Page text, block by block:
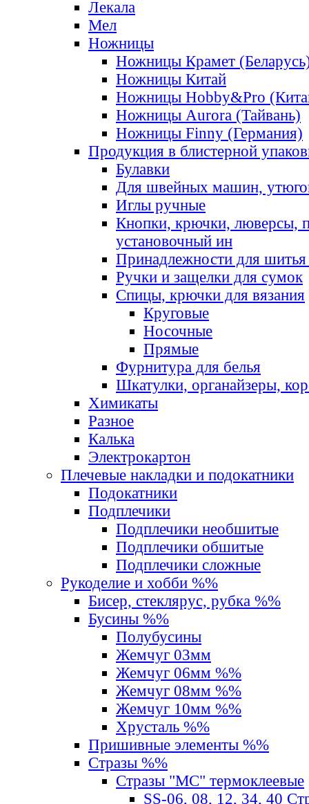
Лекала
Мел
Ножницы
Ножницы Крамет
Ножницы Китай
Ножницы Hobby&Pro
Ножницы Aurora (Тайвань)
Ножницы Finny (Германия)
Продукция в блистерной
Булавки
Для швейных машин,
Иглы ручные
Кнопки, крючки, люверсы,
установочный ин
Принадлежности для шитья
Ручки и защелки для сумок
Спицы, крючки для вязания
Круговые
Носочные
Прямые
Фурнитура для белья
Шкатулки, органайзеры,
Химикаты
Разное
Калька
Электрокартон
Плечевые накладки и подокатники
Подокатники
Подплечики
Подплечики необшитые
Подплечики обшитые
Подплечики сложные
Рукоделие и хобби %%
Бисер, стеклярус, рубка %%
Бусины %%
Полубусины
Жемчуг 03мм
Жемчуг 06мм %%
Жемчуг 08мм %%
Жемчуг 10мм %%
Хрусталь %%
Пришивные элементы %%
Стразы %%
Стразы "MС" термоклеевые
SS-06, 08, 12, 34, 40